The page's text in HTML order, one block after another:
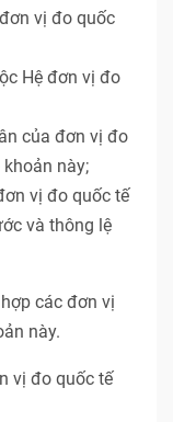
vị đo quốc
Hệ đơn vị đo
của đơn vị đo
này;
vị đo quốc tế
và thông lệ
các đơn vị
này.
vị đo quốc tế